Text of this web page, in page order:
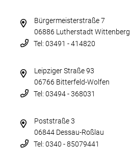
Bürgermeisterstraße 7
06886 Lutherstadt Wittenberg
Tel: 03491 - 414820
Leipziger Straße 93
06766 Bitterfeld-Wolfen
Tel: 03494 - 368031
Poststraße 3
06844 Dessau-Roßlau
Tel: 0340 - 85079441